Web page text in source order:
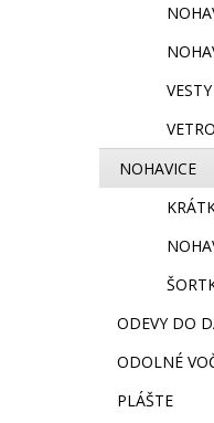
VESTY
NOHAVICE
ODEVY DO
ODOLNÉ
PLÁŠTE